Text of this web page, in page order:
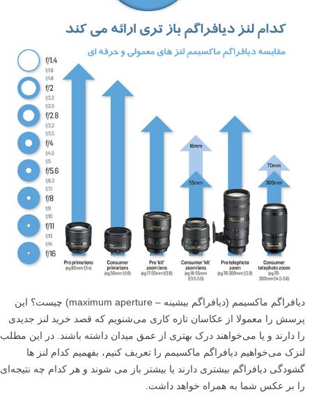
دیافراگم ماکسیمم (دیافراگم بیشینه – maximum aperture) چیست؟ این
پرسش را معمولا از عکاسان تازه کاری می‌شنویم که قصد خرید لنز جدیدی
را دارند و یا می‌خواهند درک بهتری از عمق میدان داشته باشند. در این مطلب
لنزک می‌خواهیم دیافراگم ماکسیمم را تعریف کنیم، بفهمیم کدام لنز ها
گشودگی دیافراگم بیشتری دارند یا بیشتر باز می شوند و هر کدام چه نتیجه‌ای
را بر عکس شما به همراه خواهد داشت.